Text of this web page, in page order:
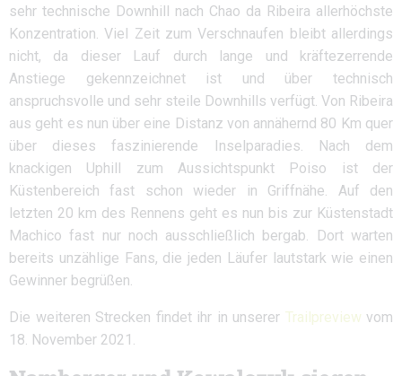
sehr technische Downhill nach Chao da Ribeira allerhöchste
Konzentration. Viel Zeit zum Verschnaufen bleibt allerdings
nicht, da dieser Lauf durch lange und kräftezerrende
Anstiege gekennzeichnet ist und über technisch
anspruchsvolle und sehr steile Downhills verfügt. Von Ribeira
aus geht es nun über eine Distanz von annähernd 80 Km quer
über dieses faszinierende Inselparadies. Nach dem
knackigen Uphill zum Aussichtspunkt Poiso ist der
Küstenbereich fast schon wieder in Griffnähe. Auf den
letzten 20 km des Rennens geht es nun bis zur Küstenstadt
Machico fast nur noch ausschließlich bergab. Dort warten
bereits unzählige Fans, die jeden Läufer lautstark wie einen
Gewinner begrüßen.
Die weiteren Strecken findet ihr in unserer Trailpreview vom
18. November 2021.